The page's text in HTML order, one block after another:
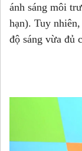
ánh sáng môi
hạn). Tuy
độ sáng vừa đủ